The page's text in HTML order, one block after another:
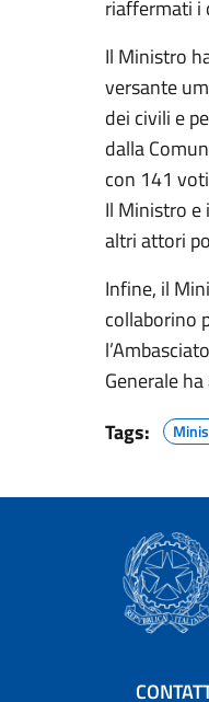
riaffermati i
Il Ministro
versante
dei civili e
dalla
con 141
Il Ministro e
altri attori
Infine, il
collaborino
Generale
Tags: